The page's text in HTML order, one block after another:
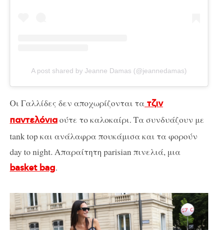
A post shared by Jeanne Damas (@jeannedamas)
Οι Γαλλίδες δεν αποχωρίζονται τα τζιν
παντελόνιαούτε το καλοκαίρι. Τα συνδυάζουν με
tank top και ανάλαφρα πουκάμισα και τα φορούν
day to night. Απαραίτητη parisian πινελιά, μια
basket bag.